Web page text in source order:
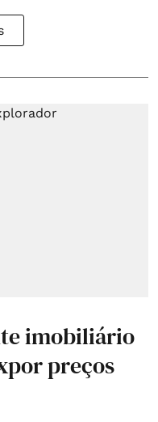
imobiliário
preços